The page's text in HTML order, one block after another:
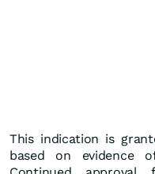
This indication is
based on evidence